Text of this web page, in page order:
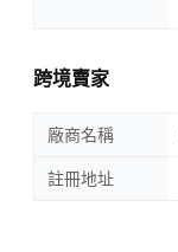
跨境賣家
廠商名稱
註冊地址